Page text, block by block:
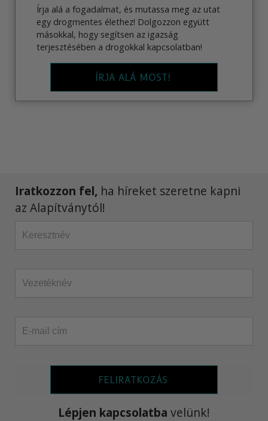
Írja alá a fogadalmat, és mutassa meg az utat
egy drogmentes élethez! Dolgozzon együtt
másokkal, hogy segítsen az igazság
terjesztésében a drogokkal kapcsolatban!
ÍRJA ALÁ MOST!
Iratkozzon fel, ha híreket szeretne kapni
az Alapítványtól!
FELIRATKOZÁS
Lépjen kapcsolatba velünk!